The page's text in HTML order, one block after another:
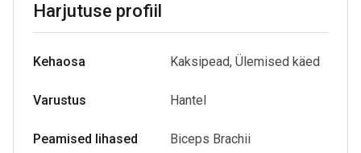
Harjutuse profiil
Kehaosa Kaksipead, Ülemised käed
Varustus Hantel
Peamised lihased Biceps Brachii